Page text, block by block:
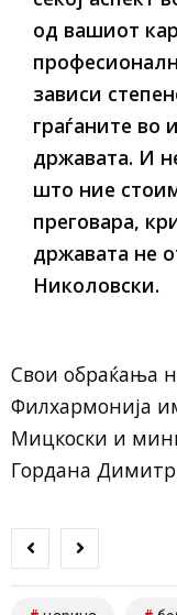
од вашиот
зависи
граѓаните во
државата. И
што ние
преговара,
државата не
Николовски.
Свои обраќања
Филхармонија
Мицкоски и
Гордана